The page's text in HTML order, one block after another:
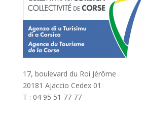
17, boulevard du Roi Jérôme
20181 Ajaccio Cedex 01
T : 04 95 51 77 77